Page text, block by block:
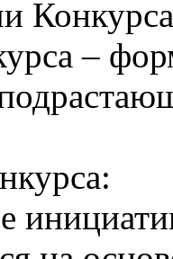
Конкурса
–